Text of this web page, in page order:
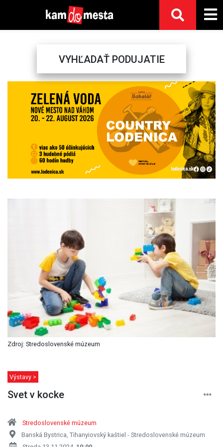
VYHĽADAŤ PODUJATIE
Next
Zdroj: Stredoslovenské múzeum
Výstavy >
Svet v kocke
Stredoslovenské múzeum
Banská Bystrica, Tihanyiovský kaštiel - Stredoslovenské múzeum